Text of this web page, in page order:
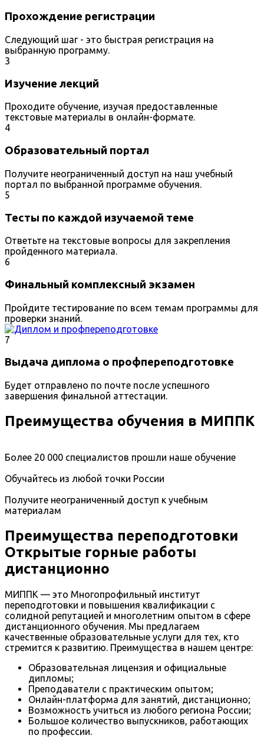
Прохождение регистрации
Следующий шаг - это быстрая регистрация на
выбранную программу.
3
Изучение лекций
Проходите обучение, изучая предоставленные
текстовые материалы в онлайн-формате.
4
Образовательный портал
Получите неограниченный доступ на наш учебный
портал по выбранной программе обучения.
5
Тесты по каждой изучаемой теме
Ответьте на текстовые вопросы для закрепления
пройденного материала.
6
Финальный комплексный экзамен
Пройдите тестирование по всем темам программы для
проверки знаний.
7
Выдача диплома о профпереподготовке
Будет отправлено по почте после успешного
завершения финальной аттестации.
Преимущества обучения в МИППК
Более 20 000 специалистов прошли наше обучение
Обучайтесь из любой точки России
Получите неограниченный доступ к учебным
материалам
Преимущества переподготовки
Открытые горные работы
дистанционно
МИППК — это Многопрофильный институт
переподготовки и повышения квалификации с
солидной репутацией и многолетним опытом в сфере
дистанционного обучения. Мы предлагаем
качественные образовательные услуги для тех, кто
стремится к развитию. Преимущества в нашем центре:
Образовательная лицензия и официальные
дипломы;
Преподаватели с практическим опытом;
Онлайн-платформа для занятий, дистанционно;
Возможность учиться из любого региона России;
Большое количество выпускников, работающих
по профессии.